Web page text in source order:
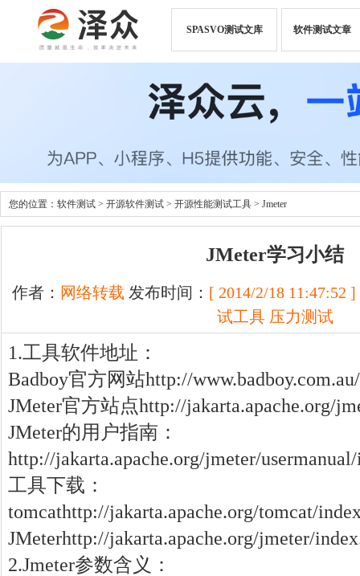
SPASVO测试文库 软件测试文章
您的位置： 软件测试 > 开源软件测试 > 开源性能测试工具 > Jmeter
JMeter学习小结
作者： 网络转载 发布时间： [ 2014/2/18 11:47:52 ]
试工具 压力测试
1.工具软件地址：
Badboy官方网站http://
JMeter官方站点http://jakarta.apache.org/
JMeter的用户指南：
http://jakarta.apache.org/jmeter/
工具下载：
tomcathttp://jakarta.apache.org/tomcat/
JMeterhttp://jakarta.apache.org/jmeter/
2.Jmeter参数含义：